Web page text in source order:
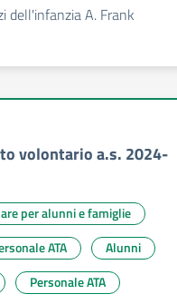
dell'infanzia A. Frank
volontario a.s. 2024-
per alunni e famiglie
ATA
Alunni
Personale ATA